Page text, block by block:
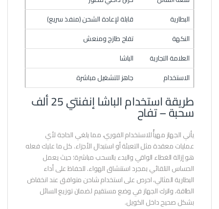
البطارية
قابلة لإعادة الشحن (منفذ سريع)
النكهة
تفاح طازج ومنعش
العلامة التجارية
الباشا
الاستخدام
جاهز للتشغيل مباشرة
طريقة استخدام الباشا إنفنتي 25 ألف
سحبة – تفاح
يأتي الجهاز مهيأً للاستخدام الفوري، مما يلغي الحاجة لأي
عمليات معقدة مثل التعبئة أو استبدال الأجزاء. كل ما عليك فعله
هو إزالة الغطاء الواقي والبدء بالسحب مباشرة؛ حيث يعمل
الحساس التلقائي بمجرد استنشاق الهواء. للحفاظ على أداء
البطارية المثالي، احرص على استخدام شاحن متوافق عند انخفاض
الطاقة، واترك الجهاز في وضع مستقيم لضمان توزيع السائل
بشكل صحيح داخل الكويل.